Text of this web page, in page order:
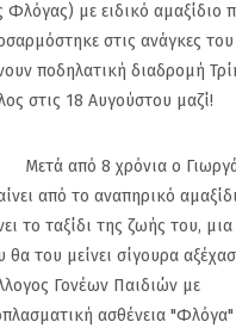
Φλόγας) με ειδικό αμαξίδιο
στις ανάγκες
ποδηλατική διαδρομή
στις 18 Αυγούστου μαζί!
από 8 χρόνια ο
από το αναπηρικό
το ταξίδι της ζωής του, μια
θα του μείνει σίγουρα
Γονέων Παιδιών με
ασθένεια